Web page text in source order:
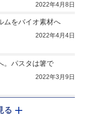
2022年4月8日
ムをバイオ素材へ
2022年4月4日
。パスタは箸で
2022年3月9日
る